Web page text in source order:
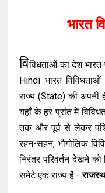
भारत
विविधताओं का देश
Hindi भारत
राज्य (State) की अपनी
यहाँ के हर प्रांत में
तक और पूर्व से लेकर
रहन-सहन, भौगोलिक
निरंतर परिवर्तन देखने
समेटे एक राज्य है -